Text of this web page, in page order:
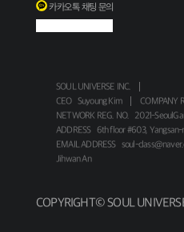
카카오톡 채팅 문의
SOUL UNIVERSE INC.
CEO
Suyoung Kim COMPANY
NETWORK REG. NO.
2021-
ADDRESS
6th floor #603, Yangsan-
EMAIL ADDRESS
soul-
Jihwan An
COPYRIGHT© SOUL